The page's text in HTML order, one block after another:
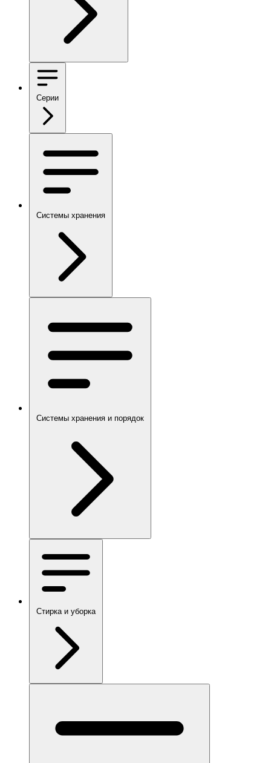
Серии
Системы хранения
Системы хранения и порядок
Стирка и уборка